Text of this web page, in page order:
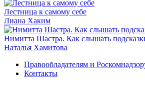
Лестница к самому себе
Лиана Хаким
Нимитта Шастра. Как слышать
Наталья Хамитова
Правообладателям и
Контакты